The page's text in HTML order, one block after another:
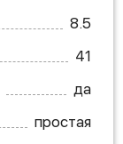
8.5
41
да
простая